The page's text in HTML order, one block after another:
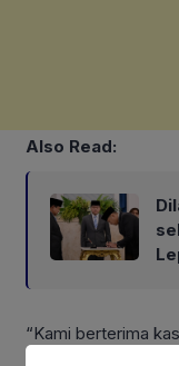
Also Read:
“Kami berterima
memberikan